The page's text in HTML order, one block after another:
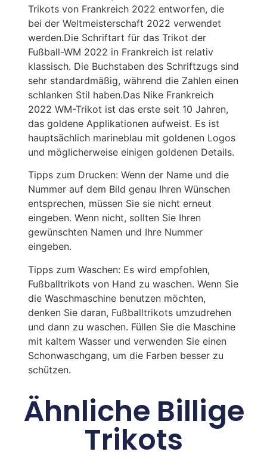
Trikots von Frankreich 2022 entworfen, die
bei der Weltmeisterschaft 2022 verwendet
werden.Die Schriftart für das Trikot der
Fußball-WM 2022 in Frankreich ist relativ
klassisch. Die Buchstaben des Schriftzugs sind
sehr standardmäßig, während die Zahlen einen
schlanken Stil haben.Das Nike Frankreich
2022 WM-Trikot ist das erste seit 10 Jahren,
das goldene Applikationen aufweist. Es ist
hauptsächlich marineblau mit goldenen Logos
und möglicherweise einigen goldenen Details.
Tipps zum Drucken: Wenn der Name und die
Nummer auf dem Bild genau Ihren Wünschen
entsprechen, müssen Sie sie nicht erneut
eingeben. Wenn nicht, sollten Sie Ihren
gewünschten Namen und Ihre Nummer
eingeben.
Tipps zum Waschen: Es wird empfohlen,
Fußballtrikots von Hand zu waschen. Wenn Sie
die Waschmaschine benutzen möchten,
denken Sie daran, Fußballtrikots umzudrehen
und dann zu waschen. Füllen Sie die Maschine
mit kaltem Wasser und verwenden Sie einen
Schonwaschgang, um die Farben besser zu
schützen.
Ähnliche Billige
Trikots